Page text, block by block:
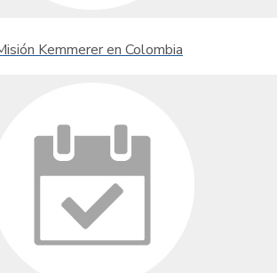
Kemmerer en Colombia